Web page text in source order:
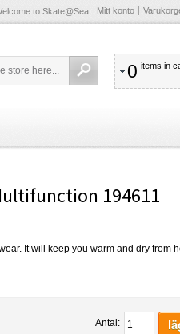
to Skate@Sea Mitt konto
0 items in
194611
It will keep you warm and dry from
Antal: